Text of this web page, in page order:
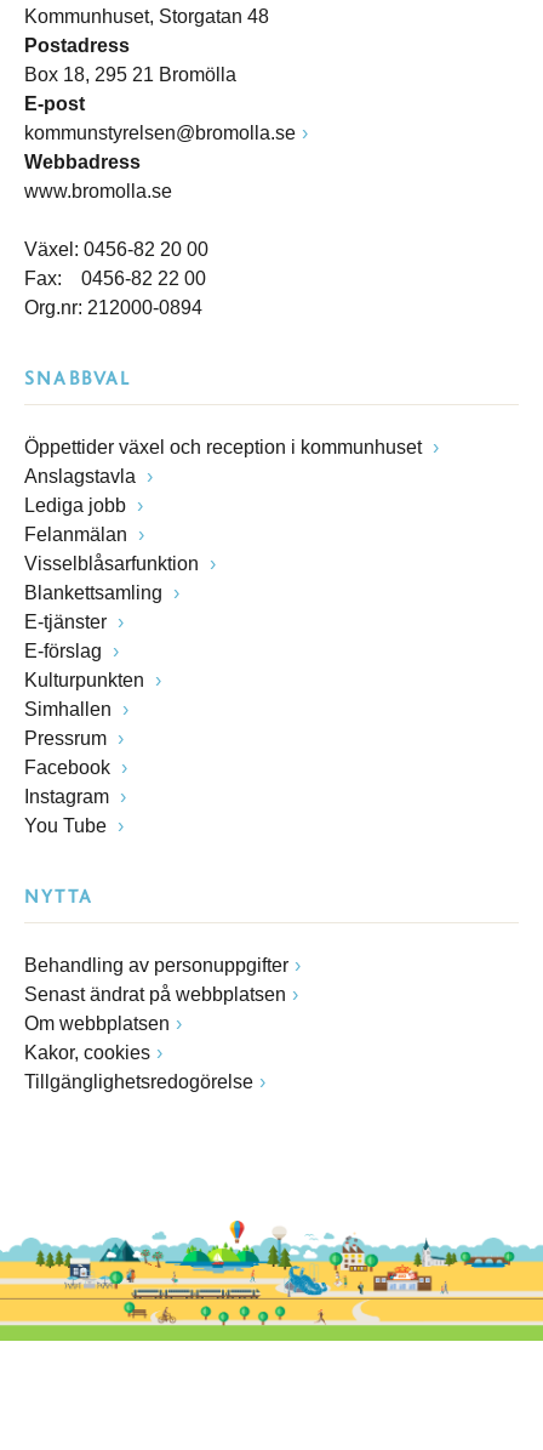
Kommunhuset, Storgatan 48
Postadress
Box 18, 295 21 Bromölla
E-post
kommunstyrelsen@bromolla.se
Webbadress
www.bromolla.se
Växel: 0456-82 20 00
Fax: 0456-82 22 00
Org.nr: 212000-0894
SNABBVAL
Öppettider växel och reception i kommunhuset
Anslagstavla
Lediga jobb
Felanmälan
Visselblåsarfunktion
Blankettsamling
E-tjänster
E-förslag
Kulturpunkten
Simhallen
Pressrum
Facebook
Instagram
You Tube
NYTTA
Behandling av personuppgifter
Senast ändrat på webbplatsen
Om webbplatsen
Kakor, cookies
Tillgänglighetsredogörelse